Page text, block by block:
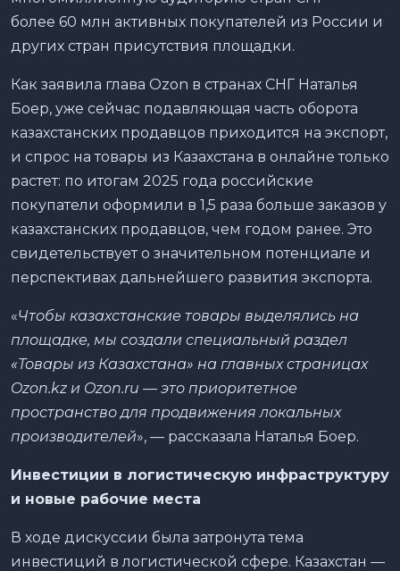
более 60 млн активных покупателей из России и
других стран присутствия площадки.
Как заявила глава Ozon в странах СНГ Наталья
Боер, уже сейчас подавляющая часть оборота
казахстанских продавцов приходится на экспорт,
и спрос на товары из Казахстана в онлайне только
растет: по итогам 2025 года российские
покупатели оформили в 1,5 раза больше заказов у
казахстанских продавцов, чем годом ранее. Это
свидетельствует о значительном потенциале и
перспективах дальнейшего развития экспорта.
«Чтобы казахстанские товары выделялись на
площадке, мы создали специальный раздел
«Товары из Казахстана» на главных страницах
Ozon.kz и Ozon.ru — это приоритетное
пространство для продвижения локальных
производителей», — рассказала Наталья Боер.
Инвестиции в логистическую инфраструктуру
и новые рабочие места
В ходе дискуссии была затронута тема
инвестиций в логистической сфере. Казахстан —